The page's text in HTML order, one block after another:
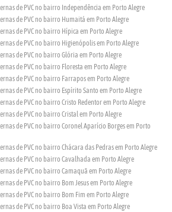
de PVC no bairro Independência em Porto Alegre
de PVC no bairro Humaitá em Porto Alegre
de PVC no bairro Hípica em Porto Alegre
de PVC no bairro Higienópolis em Porto Alegre
de PVC no bairro Glória em Porto Alegre
de PVC no bairro Floresta em Porto Alegre
de PVC no bairro Farrapos em Porto Alegre
de PVC no bairro Espírito Santo em Porto Alegre
de PVC no bairro Cristo Redentor em Porto Alegre
de PVC no bairro Cristal em Porto Alegre
de PVC no bairro Coronel Aparício Borges em Porto
de PVC no bairro Chácara das Pedras em Porto Alegre
de PVC no bairro Cavalhada em Porto Alegre
de PVC no bairro Camaquã em Porto Alegre
de PVC no bairro Bom Jesus em Porto Alegre
de PVC no bairro Bom Fim em Porto Alegre
de PVC no bairro Boa Vista em Porto Alegre